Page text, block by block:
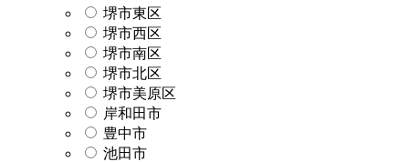
堺市東区
堺市西区
堺市南区
堺市北区
堺市美原区
岸和田市
豊中市
池田市